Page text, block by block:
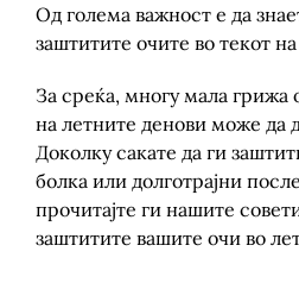
Од голема важност е да
заштитите очите во текот
За среќа, многу мала грижа
на летните денови може да
Доколку сакате да ги
болка или долготрајни
прочитајте ги нашите
заштитите вашите очи во